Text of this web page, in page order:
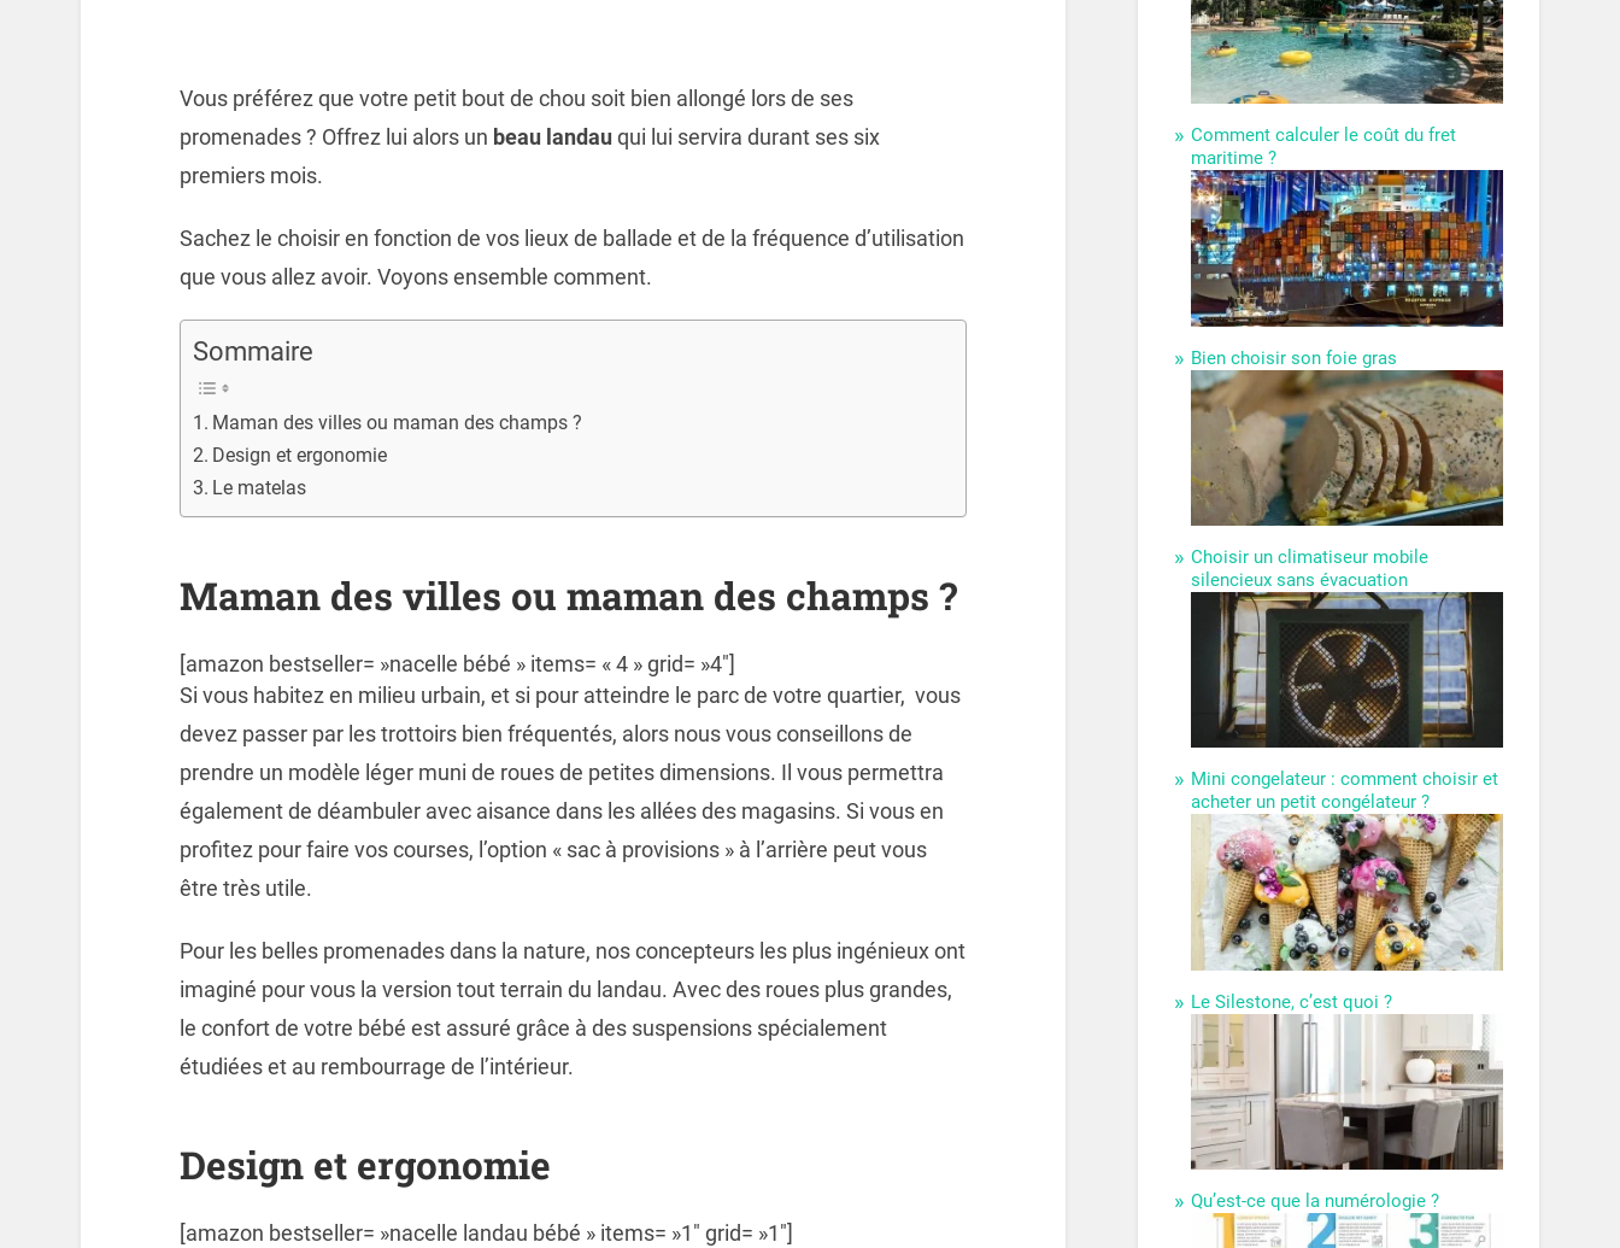
Vous préférez que votre petit bout de chou soit bien allongé lors de ses
promenades ? Offrez lui alors un beau landauqui lui servira durant ses six
premiers mois.
Sachez le choisir en fonction de vos lieux de ballade et de la fréquence d’utilisation
que vous allez avoir. Voyons ensemble comment.
Sommaire
Maman des villes ou maman des champs ?
Design et ergonomie
Le matelas
Maman des villes ou maman des champs ?
[amazon bestseller= »nacelle bébé » items= « 4 » grid= »4″]
Si vous habitez en milieu urbain, et si pour atteindre le parc de votre quartier, vous
devez passer par les trottoirs bien fréquentés, alors nous vous conseillons de
prendre un modèle léger muni de roues de petites dimensions. Il vous permettra
également de déambuler avec aisance dans les allées des magasins. Si vous en
profitez pour faire vos courses, l’option « sac à provisions » à l’arrière peut vous
être très utile.
Pour les belles promenades dans la nature, nos concepteurs les plus ingénieux ont
imaginé pour vous la version tout terrain du landau. Avec des roues plus grandes,
le confort de votre bébé est assuré grâce à des suspensions spécialement
étudiées et au rembourrage de l’intérieur.
Design et ergonomie
[amazon bestseller= »nacelle landau bébé » items= »1″ grid= »1″]
Comment calculer le coût du fret
maritime ?
Bien choisir son foie gras
Choisir un climatiseur mobile
silencieux sans évacuation
Mini congelateur : comment choisir et
acheter un petit congélateur ?
Le Silestone, c’est quoi ?
Qu’est-ce que la numérologie ?